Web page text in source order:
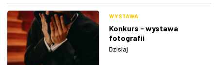
WYSTAWA
Konkurs - wystawa
fotografii
Dzisiaj